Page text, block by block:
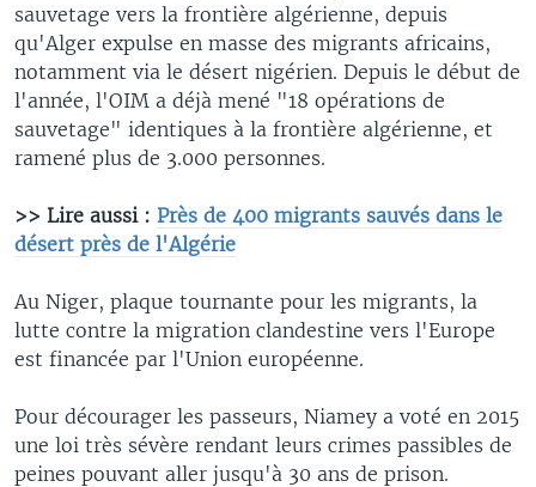
sauvetage vers la frontière algérienne, depuis
qu'Alger expulse en masse des migrants africains,
notamment via le désert nigérien. Depuis le début de
l'année, l'OIM a déjà mené "18 opérations de
sauvetage" identiques à la frontière algérienne, et
ramené plus de 3.000 personnes.
>> Lire aussi : Près de 400 migrants sauvés dans le
désert près de l'Algérie
Au Niger, plaque tournante pour les migrants, la
lutte contre la migration clandestine vers l'Europe
est financée par l'Union européenne.
Pour décourager les passeurs, Niamey a voté en 2015
une loi très sévère rendant leurs crimes passibles de
peines pouvant aller jusqu'à 30 ans de prison.